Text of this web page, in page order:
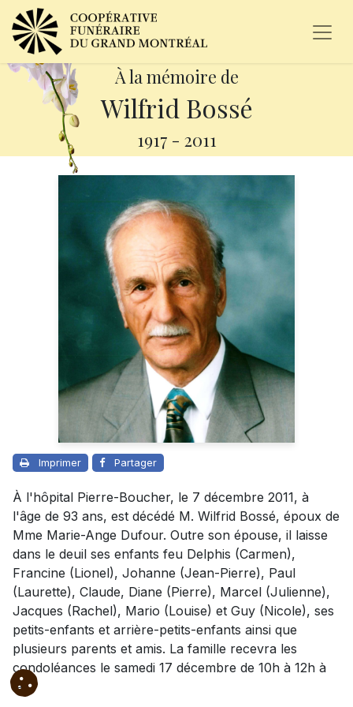
À la mémoire de
Wilfrid Bossé
1917 - 2011
Imprimer Partager
À l'hôpital Pierre-Boucher, le 7 décembre 2011, à
l'âge de 93 ans, est décédé M. Wilfrid Bossé, époux de
Mme Marie-Ange Dufour. Outre son épouse, il laisse
dans le deuil ses enfants feu Delphis (Carmen),
Francine (Lionel), Johanne (Jean-Pierre), Paul
(Laurette), Claude, Diane (Pierre), Marcel (Julienne),
Jacques (Rachel), Mario (Louise) et Guy (Nicole), ses
petits-enfants et arrière-petits-enfants ainsi que
plusieurs parents et amis. La famille recevra les
condoléances le samedi 17 décembre de 10h à 12h à
la: